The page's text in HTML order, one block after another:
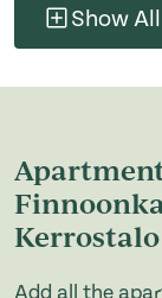
Show All
Kerrostalo